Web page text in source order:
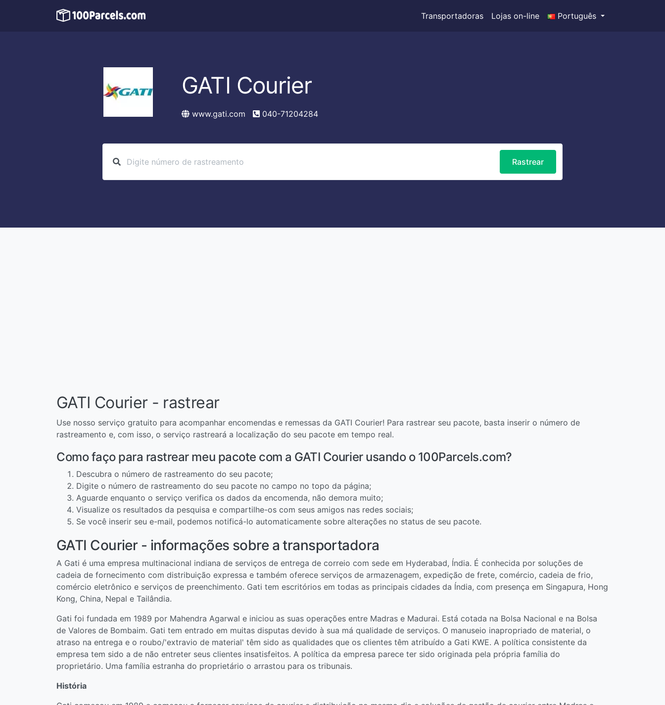
Transportadoras Lojas on-line Português
GATI Courier
www.gati.com 040-71204284
Rastrear
GATI Courier - rastrear
Use nosso serviço gratuito para acompanhar encomendas e remessas da GATI Courier! Para rastrear seu pacote, basta inserir o número de
rastreamento e, com isso, o serviço rastreará a localização do seu pacote em tempo real.
Como faço para rastrear meu pacote com a GATI Courier usando o 100Parcels.com?
Descubra o número de rastreamento do seu pacote;
Digite o número de rastreamento do seu pacote no campo no topo da página;
Aguarde enquanto o serviço verifica os dados da encomenda, não demora muito;
Visualize os resultados da pesquisa e compartilhe-os com seus amigos nas redes sociais;
Se você inserir seu e-mail, podemos notificá-lo automaticamente sobre alterações no status de seu pacote.
GATI Courier - informações sobre a transportadora
A Gati é uma empresa multinacional indiana de serviços de entrega de correio com sede em Hyderabad, Índia. É conhecida por soluções de
cadeia de fornecimento com distribuição expressa e também oferece serviços de armazenagem, expedição de frete, comércio, cadeia de frio,
comércio eletrônico e serviços de preenchimento. Gati tem escritórios em todas as principais cidades da Índia, com presença em Singapura, Hong
Kong, China, Nepal e Tailândia.
Gati foi fundada em 1989 por Mahendra Agarwal e iniciou as suas operações entre Madras e Madurai. Está cotada na Bolsa Nacional e na Bolsa
de Valores de Bombaim. Gati tem entrado em muitas disputas devido à sua má qualidade de serviços. O manuseio inapropriado de material, o
atraso na entrega e o roubo/'extravio de material' têm sido as qualidades que os clientes têm atribuído a Gati KWE. A política consistente da
empresa tem sido a de não entreter seus clientes insatisfeitos. A política da empresa parece ter sido originada pela própria família do
proprietário. Uma família estranha do proprietário o arrastou para os tribunais.
História